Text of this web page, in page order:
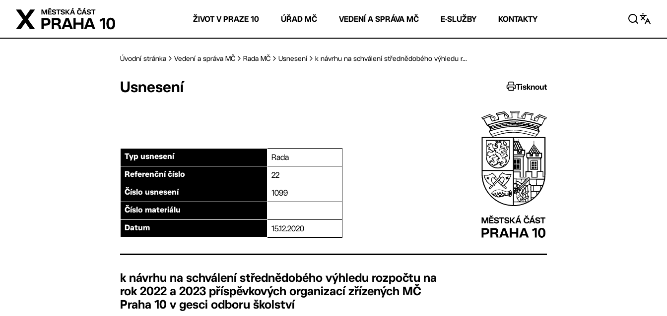
Přejít na hlavní obsah
ŽIVOT V PRAZE 10 ÚŘAD MČ VEDENÍ A SPRÁVA MČ E-SLUŽBY KONTAKTY
Úvodní stránka Vedení a správa MČ Rada MČ Usnesení k návrhu na schválení střednědobého výhledu r...
Usnesení Tisknout
Typ usnesení Rada
Referenční číslo 22
Číslo usnesení 1099
Číslo materiálu
Datum 15.12.2020
k návrhu na schválení střednědobého výhledu rozpočtu na
rok 2022 a 2023 příspěvkových organizací zřízených MČ
Praha 10 v gesci odboru školství